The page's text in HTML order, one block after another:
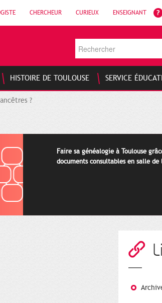
CHERCHEUR CURIEUX ENSEIGNANT
HISTOIRE DE TOULOUSE SERVICE
?
Faire sa généalogie à Toulouse
documents consultables en salle de